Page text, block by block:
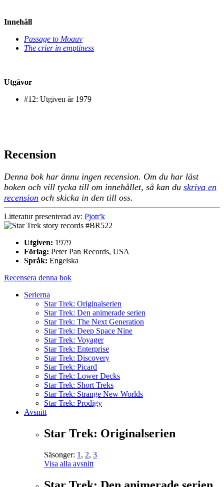
Innehåll
Passage to Moauv
The crier in emptiness
Utgåvor
#12: Utgiven år 1979
Recension
Denna bok har ännu ingen recension. Om du har läst
boken och vill tycka till om innehållet, så kan du skriva en
recension och skicka in den till oss.
Litteratur presenterad av: Pjotr'k
Utgiven: 1979
Förlag: Peter Pan Records, USA
Språk: Engelska
Recensera denna bok
Serierna
Star Trek: Originalserien
Star Trek: Den animerade serien
Star Trek: The Next Generation
Star Trek: Deep Space Nine
Star Trek: Voyager
Star Trek: Enterprise
Star Trek: Discovery
Star Trek: Picard
Star Trek: Lower Decks
Star Trek: Short Treks
Star Trek: Strange New Worlds
Star Trek: Prodigy
Avsnitt
Star Trek: Originalserien
Säsonger: 1 , 2, 3
Visa alla avsnitt